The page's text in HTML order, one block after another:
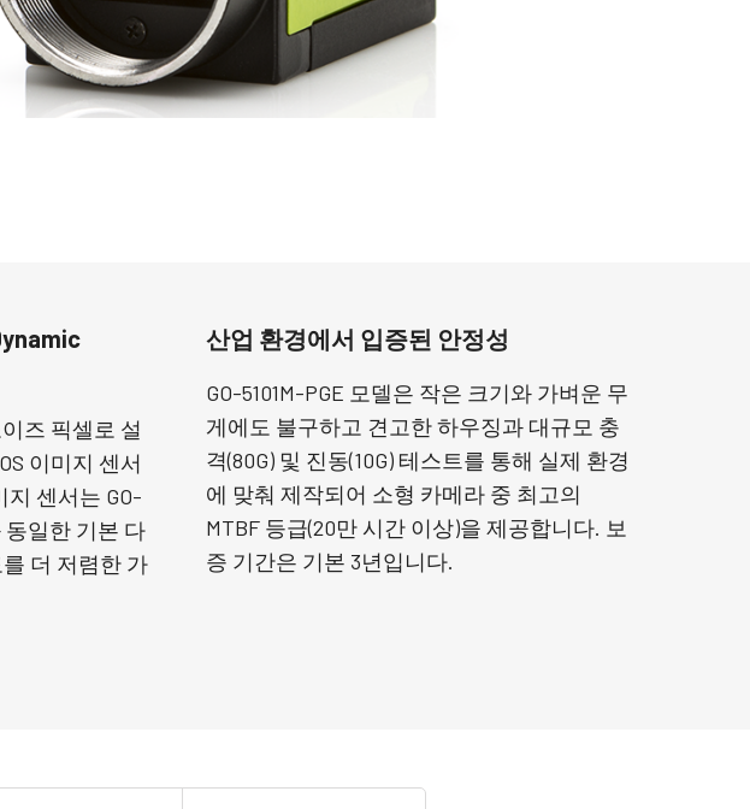
즈 픽셀로 설
이미지 센서
센서는 GO-
동일한 기본 다
더 저렴한 가
산업 환경에서 입증된 안정성
GO-5101M-PGE 모델은 작은 크기와 가벼운 무
게에도 불구하고 견고한 하우징과 대규모 충
격(80G) 및 진동(10G) 테스트를 통해 실제 환경
에 맞춰 제작되어 소형 카메라 중 최고의
MTBF 등급(20만 시간 이상)을 제공합니다. 보
증 기간은 기본 3년입니다.